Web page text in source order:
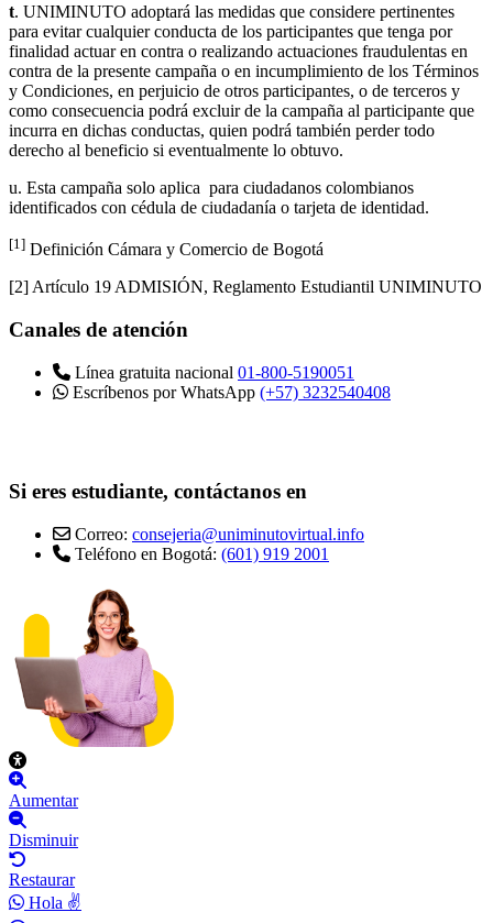
t. UNIMINUTO adoptará las medidas que considere pertinentes
para evitar cualquier conducta de los participantes que tenga por
finalidad actuar en contra o realizando actuaciones fraudulentas en
contra de la presente campaña o en incumplimiento de los Términos
y Condiciones, en perjuicio de otros participantes, o de terceros y
como consecuencia podrá excluir de la campaña al participante que
incurra en dichas conductas, quien podrá también perder todo
derecho al beneficio si eventualmente lo obtuvo.
u. Esta campaña solo aplica para ciudadanos colombianos
identificados con cédula de ciudadanía o tarjeta de identidad.
[1] Definición Cámara y Comercio de Bogotá
[2] Artículo 19 ADMISIÓN, Reglamento Estudiantil UNIMINUTO
Canales de atención
Línea gratuita nacional 01-800-5190051
Escríbenos por WhatsApp (+57) 3232540408
Si eres estudiante, contáctanos en
Correo: consejeria@uniminutovirtual.info
Teléfono en Bogotá: (601) 919 2001
Aumentar
Disminuir
Restaurar
Hola ✌